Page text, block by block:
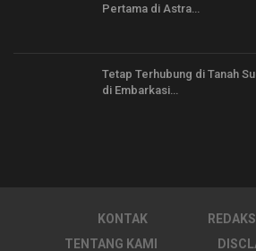
Pertama di Astra…
Tetap Terhubung di Tanah
di Embarkasi…
KONTAK
REDAKSI
TENTANG KAMI